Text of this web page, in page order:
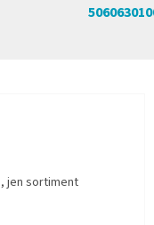
jen sortiment